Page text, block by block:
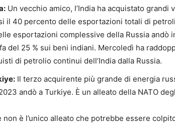
Un vecchio amico, l’India ha acquistato
il 40 percento delle esportazioni totali di
esportazioni complessive della Russia andò
del 25 % sui beni indiani. Mercoledì ha
di petrolio continui dell’India dalla Russia.
Il terzo acquirente più grande di energia
andò a Turkiye. È un alleato della NATO
non è l’unico alleato che potrebbe essere